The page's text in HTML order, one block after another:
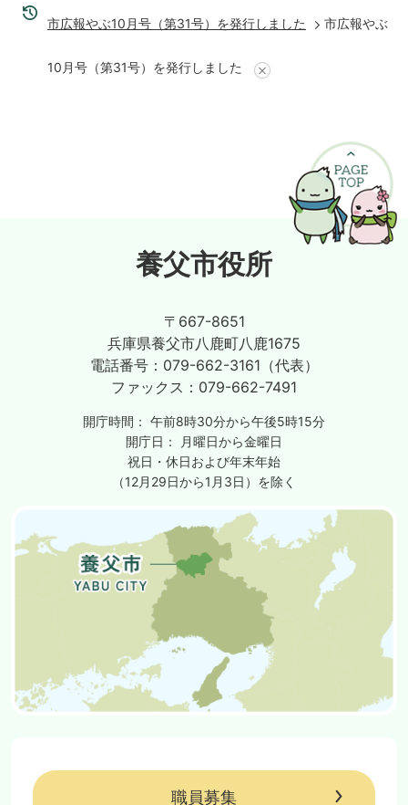
市広報やぶ10月号（第31号）を発行しました 市広報やぶ
10月号（第31号）を発行しました
養父市役所
〒667-8651
兵庫県養父市八鹿町八鹿1675
電話番号： 079-662-3161（代表）
ファックス： 079-662-7491
開庁時間： 午前8時30分から午後5時15分
開庁日：
月曜日から金曜日
祝日・休日および年末年始
（12月29日から1月3日）を除く
職員募集